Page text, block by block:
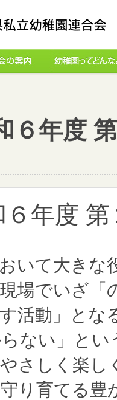
６年度
６年度
いて大きな
場でいざ「
活動」と
ない」と
さしく楽し
り育てる